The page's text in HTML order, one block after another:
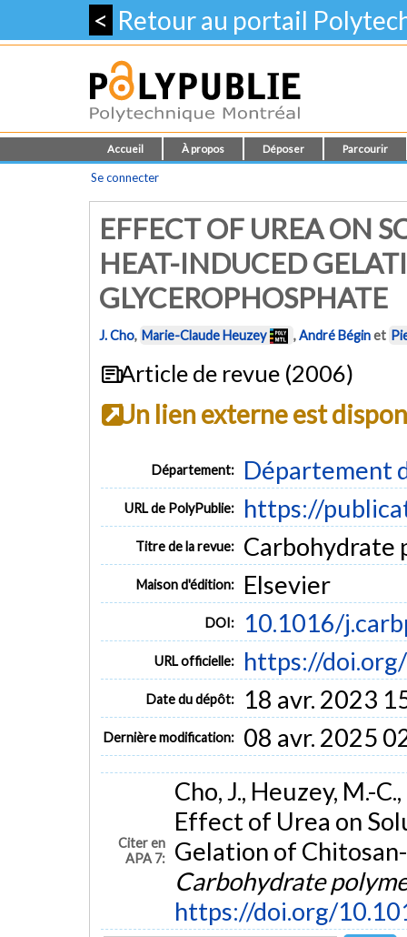
< Retour au portail
Accueil À propos Déposer Parcourir
Se connecter
EFFECT OF UREA ON
HEAT-INDUCED
GLYCEROPHOSPHATE
J. Cho, Marie-Claude Heuzey ,André Béginet
Article de revue (2006)
Un lien externe est
Département: Département
URL de PolyPublie: https://
Titre de la revue: Carbohydrate
Maison d'édition: Elsevier
DOI: 10.1016/
URL officielle: https://
Date du dépôt: 18 avr. 2023
Dernière modification: 08 avr. 2025
Citer en
APA 7:
Cho, J., Heuzey, M.-
Effect of Urea on
Gelation of
Carbohydrate
https://doi.org/